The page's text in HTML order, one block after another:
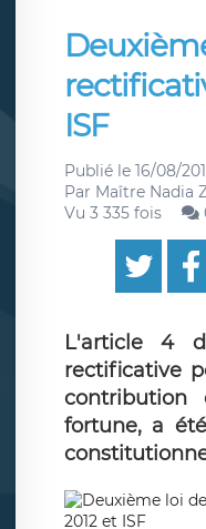
ISF
Publié le 16/08/
Par Maître Nadia
Vu 3 335 fois
L'article 4
rectificative
contribution
fortune, a